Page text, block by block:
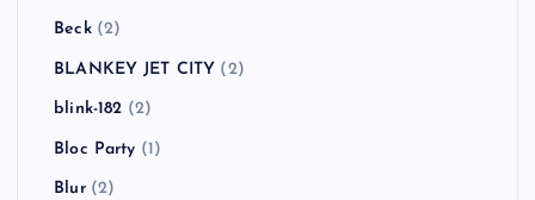
Beck(2)
BLANKEY JET CITY (2)
blink-182 (2)
Bloc Party (1)
Blur(2)